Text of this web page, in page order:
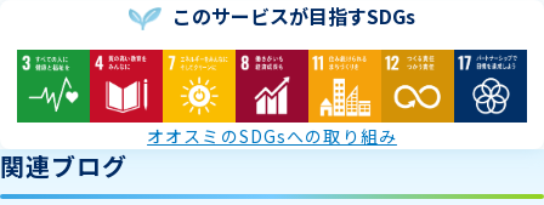
このサービスが目指すSDGs
オオスミのSDGsへの取り組み
関連ブログ